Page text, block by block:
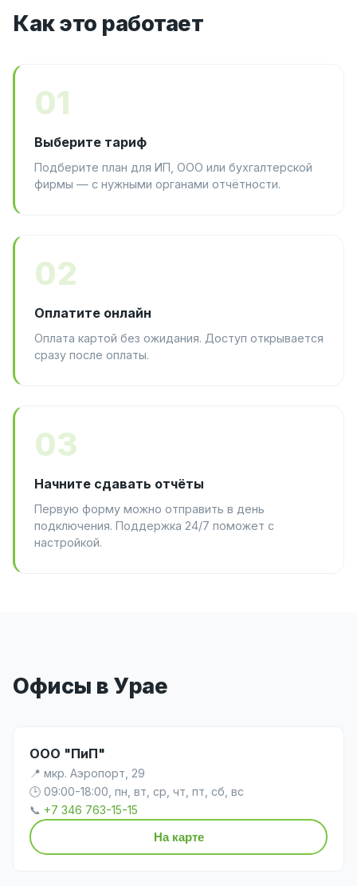
Как это работает
01
Выберите тариф
Подберите план для ИП, ООО или бухгалтерской
фирмы — с нужными органами отчётности.
02
Оплатите онлайн
Оплата картой без ожидания. Доступ открывается
сразу после оплаты.
03
Начните сдавать отчёты
Первую форму можно отправить в день
подключения. Поддержка 24/7 поможет с
настройкой.
Офисы в Урае
ООО "ПиП"
📍 мкр. Аэропорт, 29
🕒 09:00-18:00, пн, вт, ср, чт, пт, сб, вс
📞 +7 346 763-15-15
На карте